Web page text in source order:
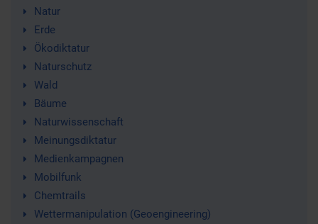
Natur
Erde
Ökodiktatur
Naturschutz
Wald
Bäume
Naturwissenschaft
Meinungsdiktatur
Medienkampagnen
Mobilfunk
Chemtrails
Wettermanipulation (Geoengineering)